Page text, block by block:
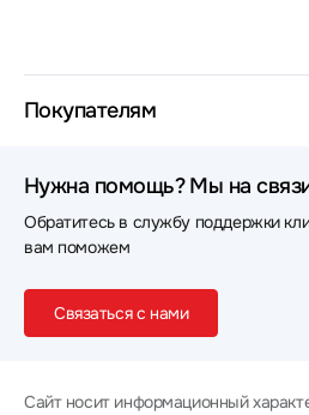
Покупателям
Нужна помощь? Мы на
Обратитесь в службу поддержки
вам поможем
Связаться с нами
Сайт носит информационный